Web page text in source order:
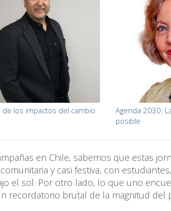
de los impactos del cambio
Agenda 2030:
posible
en Chile, sabemos que estas
y casi festiva, con
el sol. Por otro lado, lo que uno
recordatorio brutal de la magnitud del